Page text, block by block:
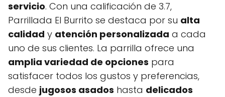
servicio. Con una calificación de 3.7,
Parrillada El Burrito se destaca por su alta
calidad y atención personalizada a cada
uno de sus clientes. La parrilla ofrece una
amplia variedad de opciones para
satisfacer todos los gustos y preferencias,
desde jugosos asados hasta delicados